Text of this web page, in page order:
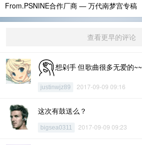
From.PSNINE合作厂商 — 万代南梦宫专稿
查看更早的评论
想剁手 但歌曲很多无爱的~~
justinwjz89 2017-09-09 09:16
这次有鼓送么？
bigsea0311 2017-09-09 09:23